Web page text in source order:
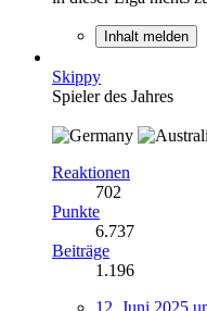
Inhalt melden
Skippy
Spieler des Jahres
Reaktionen
702
Punkte
6.737
Beiträge
1.196
12. Juni 2025